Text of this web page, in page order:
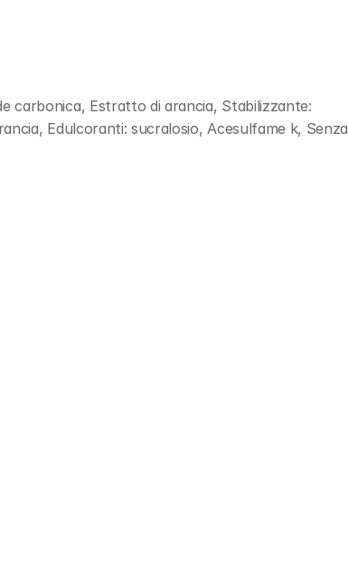
carbonica, Estratto di arancia, Stabilizzante:
Edulcoranti: sucralosio, Acesulfame k, Senza